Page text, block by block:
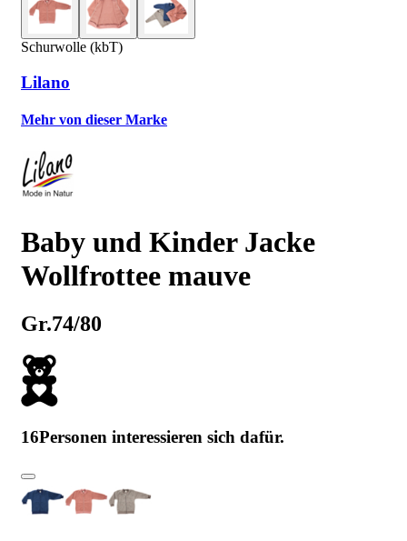
Schurwolle (kbT)
Lilano
Mehr von dieser Marke
Baby und Kinder Jacke
Wollfrottee mauve
Gr.74/80
16Personen interessieren sich dafür.